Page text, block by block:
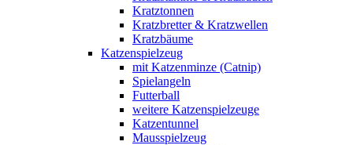
Kratztonnen
Kratzbretter & Kratzwellen
Kratzbäume
Katzenspielzeug
mit Katzenminze (Catnip)
Spielangeln
Futterball
weitere Katzenspielzeuge
Katzentunnel
Mausspielzeug